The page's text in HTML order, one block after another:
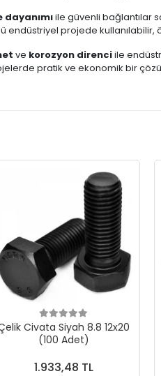
dayanımıile güvenli bağlantılar
endüstriyel projede
ve korozyon direnciile
pratik ve ekonomik bir
Civata Siyah 8.8 12x20
(100 Adet)
1.933,48 TL